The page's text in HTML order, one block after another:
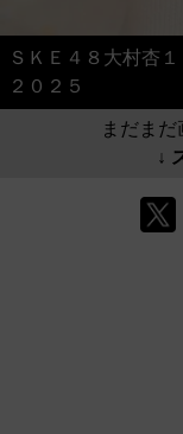
ＳＫＥ４８大村杏
２０２５
まだまだ
↓